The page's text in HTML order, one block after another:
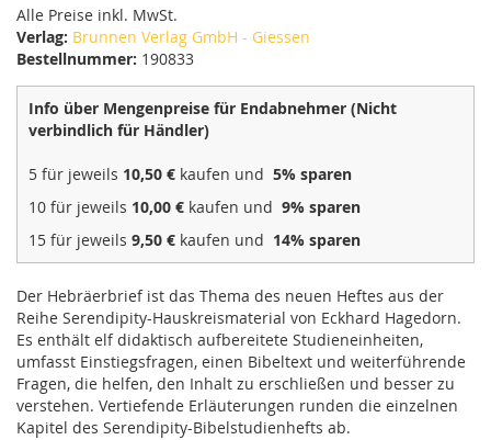
Alle Preise inkl. MwSt.
Verlag: Brunnen Verlag GmbH - Giessen
Bestellnummer: 190833
Info über Mengenpreise für Endabnehmer (Nicht
verbindlich für Händler)
5 für jeweils 10,50 € kaufen und 5% sparen
10 für jeweils 10,00 € kaufen und 9% sparen
15 für jeweils 9,50 € kaufen und 14% sparen
Der Hebräerbrief ist das Thema des neuen Heftes aus der
Reihe Serendipity-Hauskreismaterial von Eckhard Hagedorn.
Es enthält elf didaktisch aufbereitete Studieneinheiten,
umfasst Einstiegsfragen, einen Bibeltext und weiterführende
Fragen, die helfen, den Inhalt zu erschließen und besser zu
verstehen. Vertiefende Erläuterungen runden die einzelnen
Kapitel des Serendipity-Bibelstudienhefts ab.